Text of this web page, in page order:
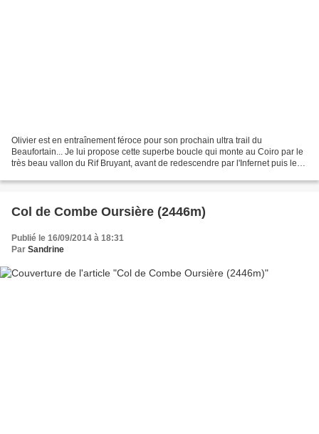
Olivier est en entraînement féroce pour son prochain ultra trail du
Beaufortain... Je lui propose cette superbe boucle qui monte au Coiro par le
très beau vallon du Rif Bruyant, avant de redescendre par l'Infernet puis le
Col de Combe Oursière (2446m)
Publié le 16/09/2014 à 18:31
Par Sandrine